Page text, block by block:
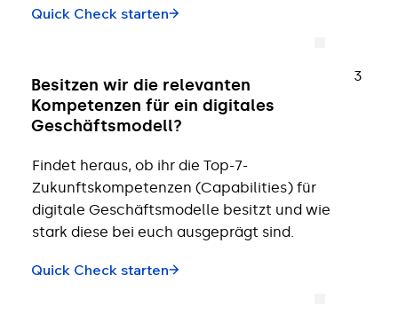
Quick Check starten
Besitzen wir die relevanten
Kompetenzen für ein digitales
Geschäftsmodell?
Findet heraus, ob ihr die Top-7-
Zukunftskompetenzen (Capabilities) für
digitale Geschäftsmodelle besitzt und wie
stark diese bei euch ausgeprägt sind.
Quick Check starten
3